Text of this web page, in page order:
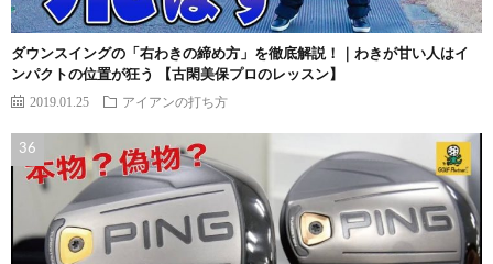
ダウンスイングの「右わきの締め方」を徹底解説！｜わきが甘い人はイ
ンパクトの位置が狂う 【古閑美保プロのレッスン】
2019.01.25 アイアンの打ち方